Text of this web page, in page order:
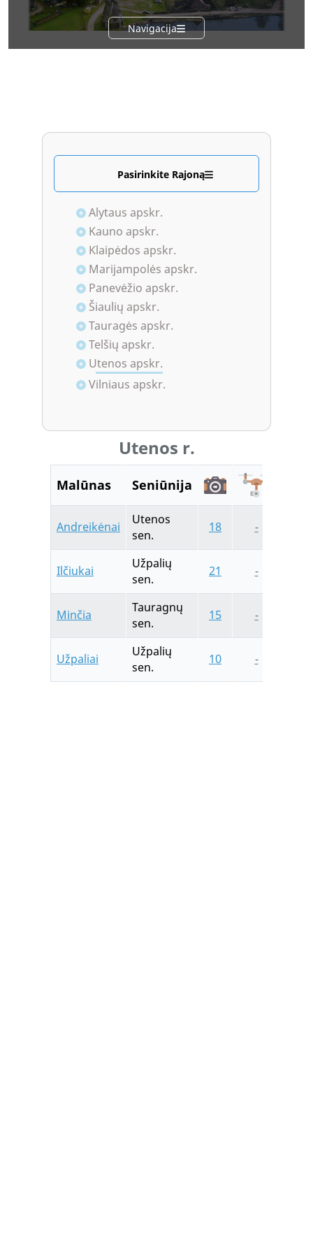
Navigacija
Pasirinkite Rajoną
Alytaus apskr.
Kauno apskr.
Klaipėdos apskr.
Marijampolės apskr.
Panevėžio apskr.
Šiaulių apskr.
Tauragės apskr.
Telšių apskr.
Utenos apskr.
Vilniaus apskr.
Utenos r.
Malūnas Seniūnija
Andreikėnai
Utenos
sen.
18 -
Ilčiukai
Užpalių
sen.
21 -
Minčia
Tauragnų
sen.
15 -
Užpaliai
Užpalių
sen.
10 -